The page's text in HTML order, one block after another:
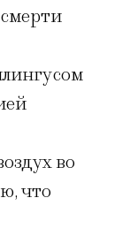
во
что